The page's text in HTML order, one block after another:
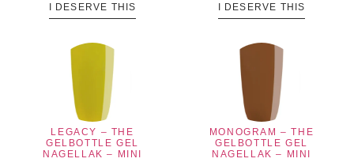
I DESERVE THIS I DESERVE THIS
LEGACY – THE
GELBOTTLE GEL
NAGELLAK – MINI
MONOGRAM – THE
GELBOTTLE GEL
NAGELLAK – MINI